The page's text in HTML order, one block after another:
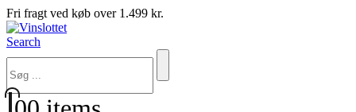
Fri fragt ved køb over 1.499 kr.
Search